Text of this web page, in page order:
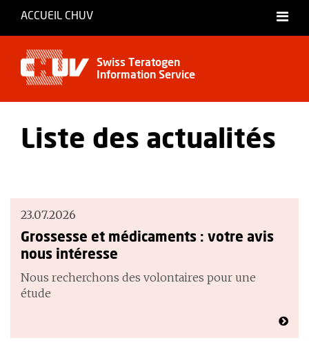
ACCUEIL CHUV
Swiss Teratogen
Information Service
Liste des actualités
23.07.2026
Grossesse et médicaments : votre avis
nous intéresse
Nous recherchons des volontaires pour une
étude